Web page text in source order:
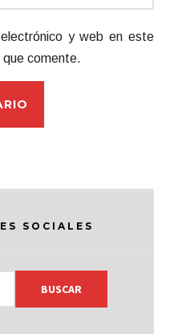
y web en este
comente.
SOCIALES